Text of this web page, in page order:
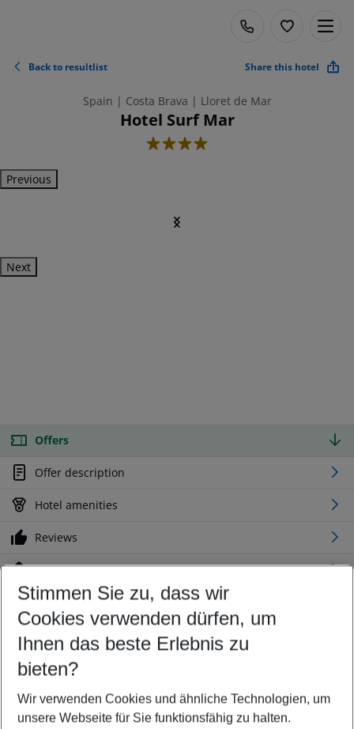
Back to resultlist Share this hotel
Spain | Costa Brava | Lloret de Mar
Hotel Surf Mar
4
Previous
Next
Offers
Offer description
Hotel amenities
Reviews
Location
Customize your offer
Find the perfect deal which suits your best
Your departure airport
Any airport
Select your date range
09/08/26–07/08/27 5-8 nights
Stimmen Sie zu, dass wir
Cookies verwenden dürfen, um
Ihnen das beste Erlebnis zu
bieten?
Wir verwenden Cookies und ähnliche Technologien, um
unsere Webseite für Sie funktionsfähig zu halten.